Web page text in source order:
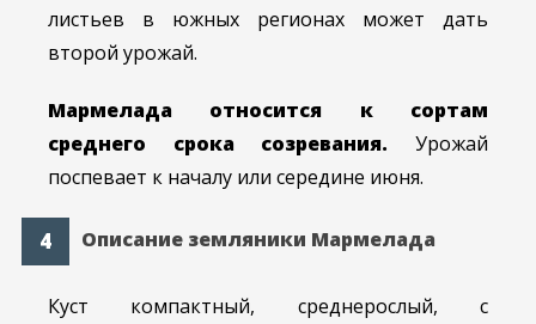
листьев в южных регионах может дать
второй урожай.
Мармелада относится к сортам
среднего срока созревания. Урожай
поспевает к началу или середине июня.
Описание земляники Мармелада
Куст компактный, среднерослый, с